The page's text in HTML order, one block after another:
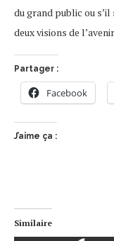
du grand public ou s’il
deux visions de
Partager :
Facebook
J’aime ça :
Similaire